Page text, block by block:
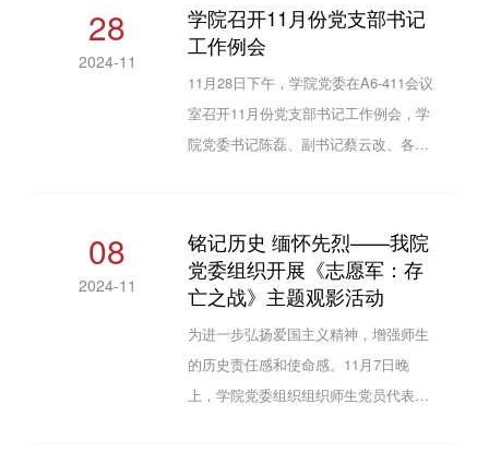
了《深入学习贯彻习近平总书记关于全
面深化改革的一系列新思想、新观点、
新论断和党的二十届三中全会精神》
《发挥经济体制改革牵引作用，全面推
进各领域改革》《加强党对进一步全面
28
2024-11
学院召开11月份党支部书记
工作例会
11月28日下午，学院党委在A6-411会议
室召开11月份党支部书记工作例会，学
院党委书记陈磊、副书记蔡云改、各党
份工作计划。蔡云改通报了规范基层组
织建设工作自查摸排、2024年度党建工
作经费和返还党费使用、2024年下半年
党员发展及转正等工作开展情况。陈磊
总结了近期党建工作开展情况，对下一
步工作进行了部署和强调。他指出，支
08
2024-11
铭记历史 缅怀先烈——我院
党委组织开展《志愿军：存
亡之战》主题观影活动
为进一步弘扬爱国主义精神，增强师生
的历史责任感和使命感。11月7日晚
上，学院党委组织组织师生党员代表、